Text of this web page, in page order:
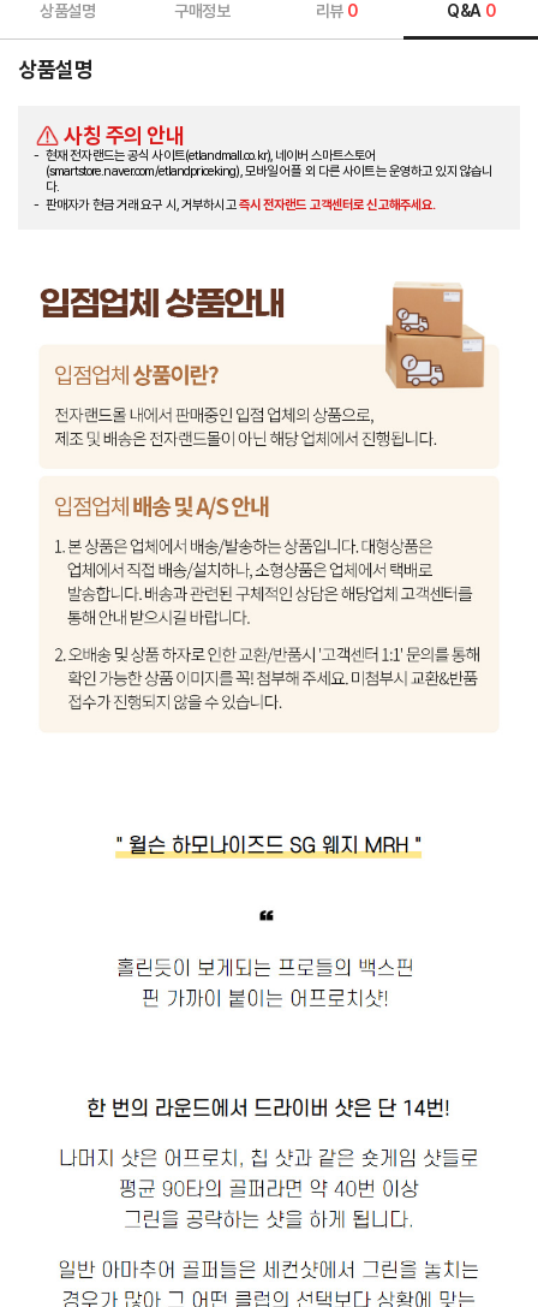
상품설명 구매정보 리뷰 0 Q&A 0
상품설명
사칭 주의 안내
현재 전자랜드는 공식 사이트(etlandmall.co.kr), 네이버 스마트스토어
(smartstore.naver.com/etlandpriceking), 모바일 어플 외 다른 사이트는 운영하고 있지 않습니
다.
판매자가 현금 거래 요구 시, 거부하시고즉시 전자랜드 고객센터로 신고해주세요.